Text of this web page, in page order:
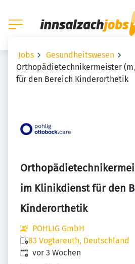
Jobs
Gesundheitswesen
Orthopädietechnikermeister
für den Bereich Kinderorthetik
im Klinikdienst für den
Kinderorthetik
POHLIG GmbH
83 Vogtareuth, Deutschland
Veröffentlicht:
vor 3 Wochen